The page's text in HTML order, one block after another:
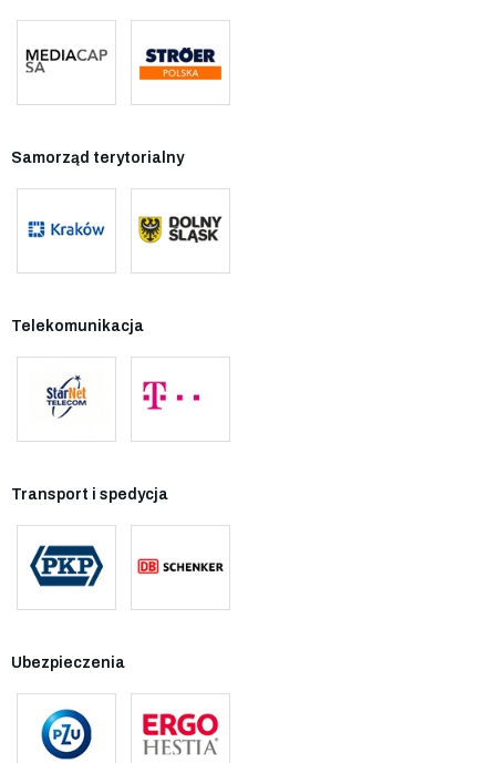
Samorząd terytorialny
Telekomunikacja
Transport i spedycja
Ubezpieczenia